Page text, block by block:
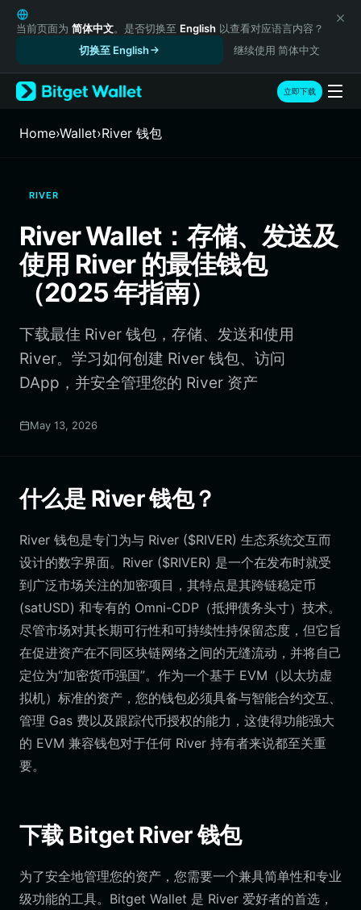
English
日本語
Русский
Español (Latinoamérica)
Türkçe
Italiano
繁體中文
Português (Portugal)
Bahasa Indonesia
ภาษาไทย
Português (Brasil)
Español (Argentina)
当前页面为 简体中文。是否切换至 English 以查看对应语言内容？
切换至 English
继续使用 简体中文
立即下载
Home›Wallet›River 钱包
RIVER
River Wallet：存储、发送及
使用 River 的最佳钱包
（2025 年指南）
下载最佳 River 钱包，存储、发送和使用
River。学习如何创建 River 钱包、访问
DApp，并安全管理您的 River 资产
May 13, 2026
什么是 River 钱包？
River 钱包是专门为与 River ($RIVER) 生态系统交互而
设计的数字界面。River ($RIVER) 是一个在发布时就受
到广泛市场关注的加密项目，其特点是其跨链稳定币
(satUSD) 和专有的 Omni-CDP（抵押债务头寸）技术。
尽管市场对其长期可行性和可持续性持保留态度，但它旨
在促进资产在不同区块链网络之间的无缝流动，并将自己
定位为“加密货币强国”。作为一个基于 EVM（以太坊虚
拟机）标准的资产，您的钱包必须具备与智能合约交互、
管理 Gas 费以及跟踪代币授权的能力，这使得功能强大
的 EVM 兼容钱包对于任何 River 持有者来说都至关重
要。
下载 Bitget River 钱包
为了安全地管理您的资产，您需要一个兼具简单性和专业
级功能的工具。Bitget Wallet 是 River 爱好者的首选，